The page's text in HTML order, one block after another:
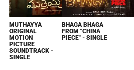
MUTHAYYA
ORIGINAL
MOTION
PICTURE
SOUNDTRACK -
SINGLE
BHAGA BHAGA
FROM "CHINA
PIECE" - SINGLE